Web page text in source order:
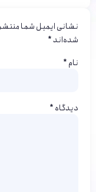
نشانی ایمیل شما
شده‌اند*
دیدگاه*
نام*